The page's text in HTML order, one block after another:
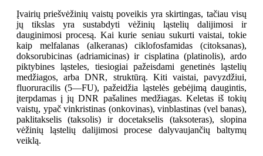
Įvairių priešvėžinių vaistų poveikis yra skirtingas, tačiau visų
jų tikslas yra sustabdyti vėžinių ląstelių dalijimosi ir
dauginimosi procesą. Kai kurie seniau sukurti vaistai, tokie
kaip melfalanas (alkeranas) ciklofosfamidas (citoksanas),
doksorubicinas (adriamicinas) ir cisplatina (platinolis), ardo
piktybines ląsteles, tiesiogiai pažeisdami genetinės ląstelių
medžiagos, arba DNR, struktūrą. Kiti vaistai, pavyzdžiui,
fluoruracilis (5—FU), pažeidžia ląstelės gebėjimą daugintis,
įterpdamas į jų DNR pašalines medžiagas. Keletas iš tokių
vaistų, ypač vinkristinas (onkovinas), vinblastinas (vel banas),
paklitakselis (taksolis) ir docetakselis (taksoteras), slopina
vėžinių ląstelių dalijimosi procese dalyvaujančių baltymų
veiklą.